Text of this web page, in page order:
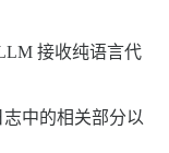
接收纯语言代
中的相关部分以